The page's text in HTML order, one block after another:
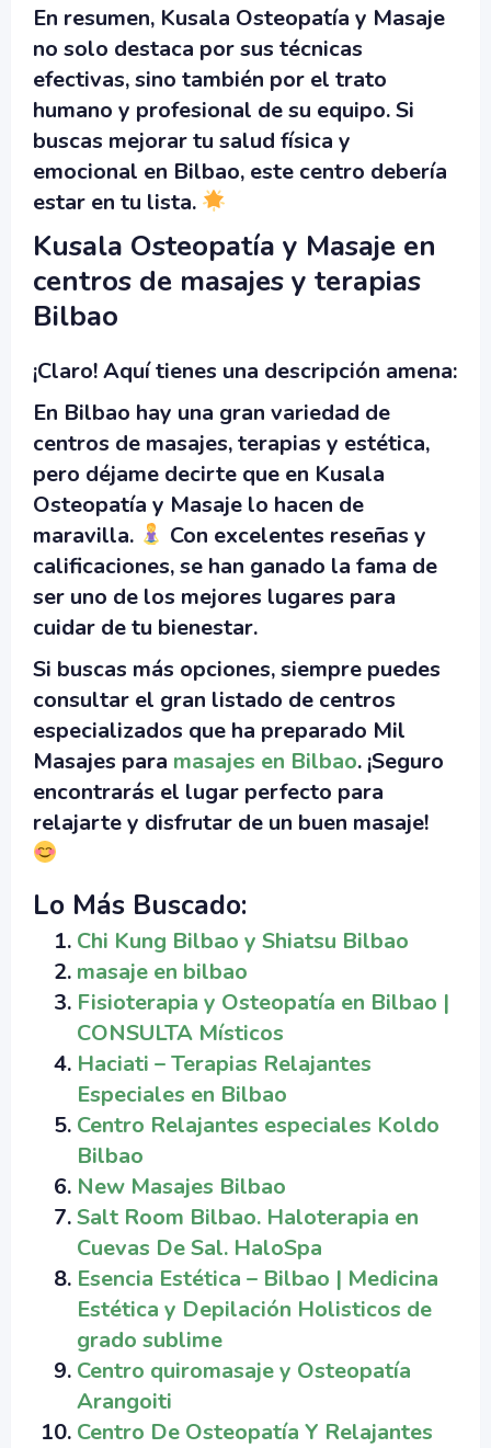
En resumen, Kusala Osteopatía y Masaje
no solo destaca por sus técnicas
efectivas, sino también por el trato
humano y profesional de su equipo. Si
buscas mejorar tu salud física y
emocional en Bilbao, este centro debería
estar en tu lista.
Kusala Osteopatía y Masaje en
centros de masajes y terapias
Bilbao
¡Claro! Aquí tienes una descripción amena:
En Bilbao hay una gran variedad de
centros de masajes, terapias y estética,
pero déjame decirte que en Kusala
Osteopatía y Masaje lo hacen de
maravilla.
Con excelentes reseñas y
calificaciones, se han ganado la fama de
ser uno de los mejores lugares para
cuidar de tu bienestar.
Si buscas más opciones, siempre puedes
consultar el gran listado de centros
especializados que ha preparado Mil
Masajes para masajes en Bilbao. ¡Seguro
encontrarás el lugar perfecto para
relajarte y disfrutar de un buen masaje!
Lo Más Buscado:
Chi Kung Bilbao y Shiatsu Bilbao
masaje en bilbao
Fisioterapia y Osteopatía en Bilbao |
CONSULTA Místicos
Haciati – Terapias Relajantes
Especiales en Bilbao
Centro Relajantes especiales Koldo
Bilbao
New Masajes Bilbao
Salt Room Bilbao. Haloterapia en
Cuevas De Sal. HaloSpa
Esencia Estética – Bilbao | Medicina
Estética y Depilación Holisticos de
grado sublime
Centro quiromasaje y Osteopatía
Arangoiti
Centro De Osteopatía Y Relajantes